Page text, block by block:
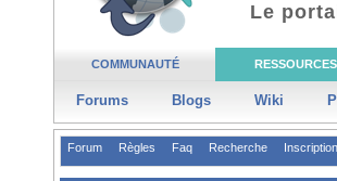
COMMUNAUTÉ RESSOURCES
Forums Blogs Wiki
Le
Forum Règles Faq Recherche Inscription